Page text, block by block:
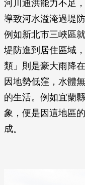
河川通洪能力不足
導致河水溢淹過堤
例如新北市三峽區
堤防進到居住區域
類」則是豪大雨降
因地勢低窪，水體
的生活。例如宜蘭
象，便是因這地區
成。